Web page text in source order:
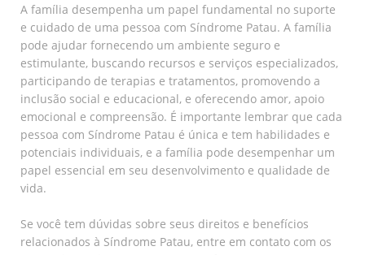
A família desempenha um papel fundamental no suporte
e cuidado de uma pessoa com Síndrome Patau. A família
pode ajudar fornecendo um ambiente seguro e
estimulante, buscando recursos e serviços especializados,
participando de terapias e tratamentos, promovendo a
inclusão social e educacional, e oferecendo amor, apoio
emocional e compreensão. É importante lembrar que cada
pessoa com Síndrome Patau é única e tem habilidades e
potenciais individuais, e a família pode desempenhar um
papel essencial em seu desenvolvimento e qualidade de
vida.
Se você tem dúvidas sobre seus direitos e benefícios
relacionados à Síndrome Patau, entre em contato com os